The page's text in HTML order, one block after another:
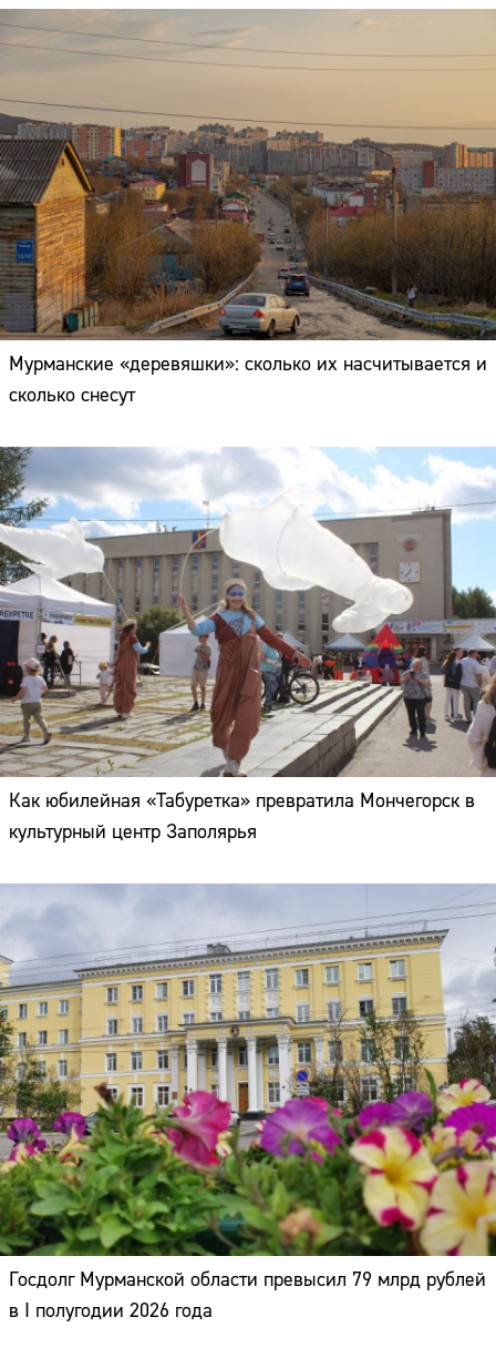
Мурманские «деревяшки»: сколько их насчитывается и
сколько снесут
Как юбилейная «Табуретка» превратила Мончегорск в
культурный центр Заполярья
Госдолг Мурманской области превысил 79 млрд рублей
в I полугодии 2026 года